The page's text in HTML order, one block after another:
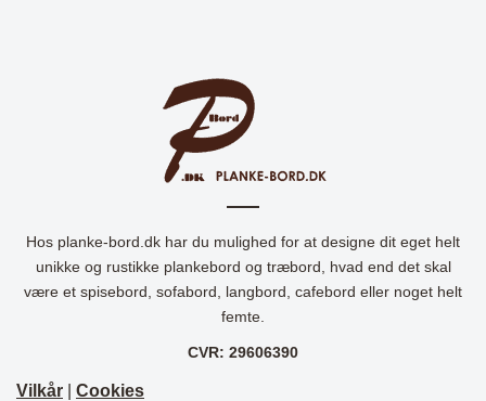
Hos planke-bord.dk har du mulighed for at designe dit eget helt
unikke og rustikke plankebord og træbord, hvad end det skal
være et spisebord, sofabord, langbord, cafebord eller noget helt
femte.
CVR: 29606390
Vilkår Cookies